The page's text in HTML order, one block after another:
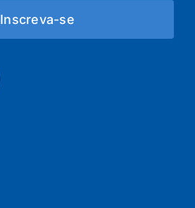
Inscreva-se